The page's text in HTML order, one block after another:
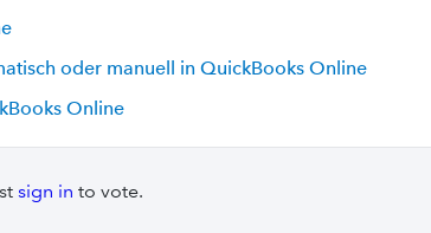
oder manuell in QuickBooks Online
Online
sign in to vote.